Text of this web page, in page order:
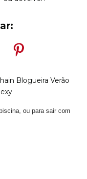
Blogueira Verão
ou para sair com